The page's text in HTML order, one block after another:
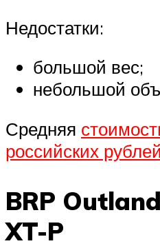
Недостатки:
большой вес;
небольшой
Средняя
российских рублей
BRP
XT-P